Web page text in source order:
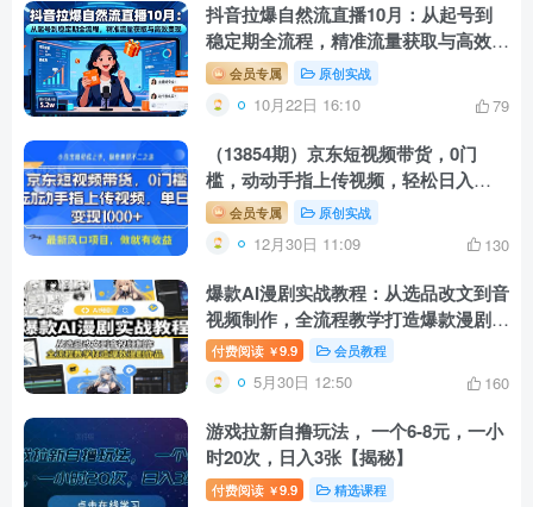
抖音拉爆自然流直播10月：从起号到
稳定期全流程，精准流量获取与高效变
现 会员专属 原创实战
10月22日 16:10 79
（13854期）京东短视频带货，0门
槛，动动手指上传视频，轻松日入
1000+
会员专属 原创实战
12月30日 11:09 130
爆款AI漫剧实战教程：从选品改文到音
视频制作，全流程教学打造爆款漫剧作
品
付费阅读 ￥9.9 会员教程
5月30日 12:50 160
游戏拉新自撸玩法， 一个6-8元，一小
时20次，日入3张【揭秘】
付费阅读 ￥9.9 精选课程